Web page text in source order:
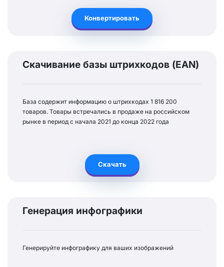
Конвертировать
Скачивание базы штрихкодов (EAN)
База содержит информацию о штрихкодах 1 816 200
товаров. Товары встречались в продаже на российском
рынке в период с начала 2021 до конца 2022 года
Скачать
Генерация инфографики
Генерируйте инфографику для ваших изображений